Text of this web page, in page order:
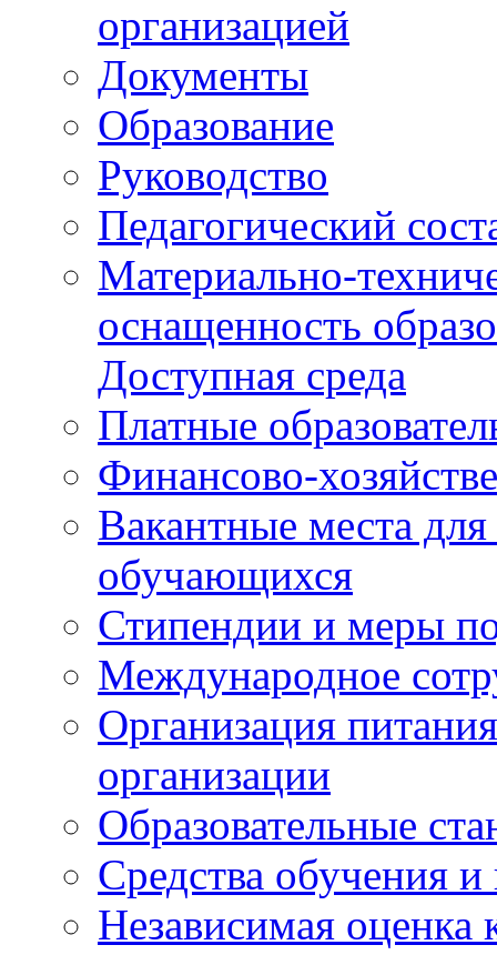
организацией
Документы
Образование
Руководство
Педагогический
Материально-
оснащенность
Доступная среда
Платные
Финансово-
Вакантные места
обучающихся
Стипендии и меры
Международное
Организация
организации
Образовательные
Средства обучения и
Независимая оценка